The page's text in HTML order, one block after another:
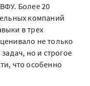
Более 20
компаний
в трех
не только
но и строгое
что особенно